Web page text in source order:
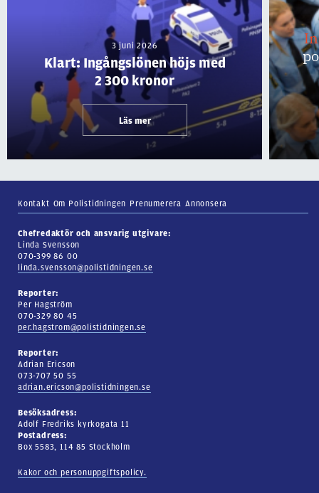
3 juni 2026
Klart: Ingångslönen höjs med
2 300 kronor
Läs mer
Kontakt Om Polistidningen Prenumerera Annonsera
Chefredaktör och ansvarig utgivare:
Linda Svensson
070-399 86 00
linda.svensson@polistidningen.se
Reporter:
Per Hagström
070-329 80 45
per.hagstrom@polistidningen.se
Reporter:
Adrian Ericson
073-707 50 55
adrian.ericson@polistidningen.se
Besöksadress:
Adolf Fredriks kyrkogata 11
Postadress:
Box 5583, 114 85 Stockholm
Kakor och personuppgiftspolicy.